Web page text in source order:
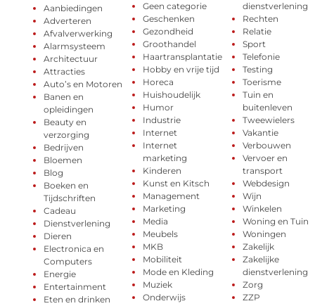
Aanbiedingen
Adverteren
Afvalverwerking
Alarmsysteem
Architectuur
Attracties
Auto’s en Motoren
Banen en
opleidingen
Beauty en
verzorging
Bedrijven
Bloemen
Blog
Boeken en
Tijdschriften
Cadeau
Dienstverlening
Dieren
Electronica en
Computers
Energie
Entertainment
Eten en drinken
Geen categorie
Geschenken
Gezondheid
Groothandel
Haartransplantatie
Hobby en vrije tijd
Horeca
Huishoudelijk
Humor
Industrie
Internet
Internet
marketing
Kinderen
Kunst en Kitsch
Management
Marketing
Media
Meubels
MKB
Mobiliteit
Mode en Kleding
Muziek
Onderwijs
dienstverlening
Rechten
Relatie
Sport
Telefonie
Testing
Toerisme
Tuin en
buitenleven
Tweewielers
Vakantie
Verbouwen
Vervoer en
transport
Webdesign
Wijn
Winkelen
Woning en Tuin
Woningen
Zakelijk
Zakelijke
dienstverlening
Zorg
ZZP